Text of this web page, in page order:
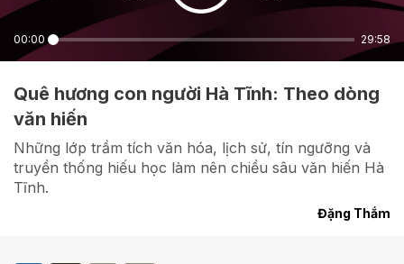
00:00 29:58
Quê hương con người Hà Tĩnh: Theo dòng
văn hiến
Những lớp trầm tích văn hóa, lịch sử, tín ngưỡng và
truyền thống hiếu học làm nên chiều sâu văn hiến Hà
Tĩnh.
Đặng Thắm
Hủy Gửi